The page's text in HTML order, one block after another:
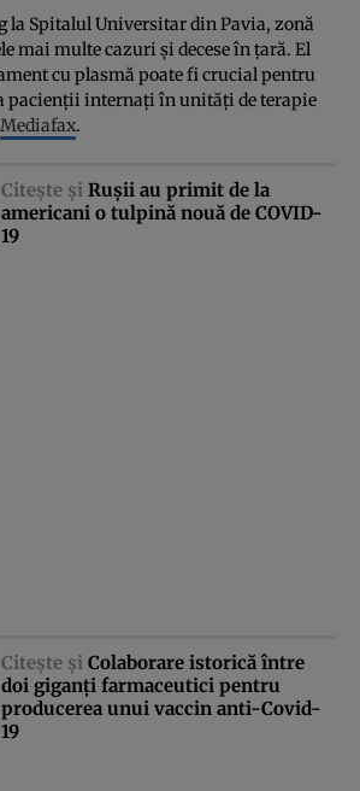
la Spitalul Universitar din Pavia, zonă
mai multe cazuri şi decese în ţară. El
cu plasmă poate fi crucial pentru
pacienţii internaţi în unităţi de terapie
Mediafax.
Citeşte şi Ruşii au primit de la
americani o tulpină nouă de COVID-
19
Citeşte şi Colaborare istorică între
doi giganţi farmaceutici pentru
producerea unui vaccin anti-Covid-
19